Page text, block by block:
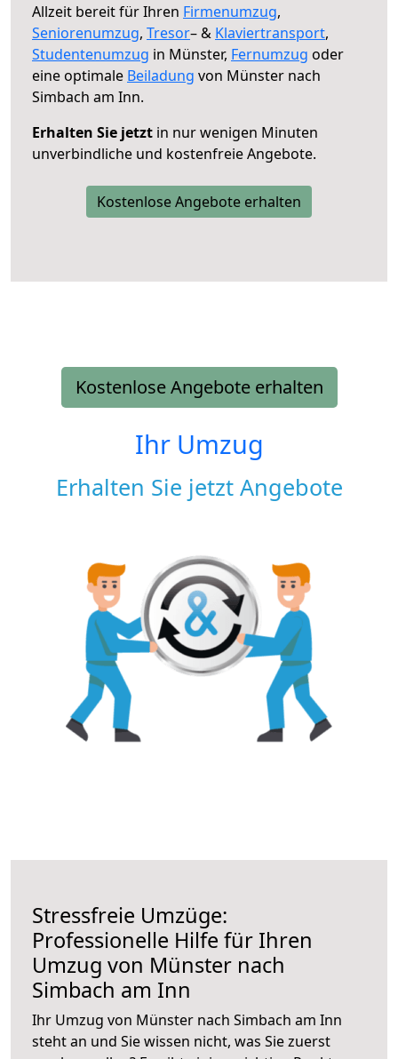
Allzeit bereit für Ihren Firmenumzug,
Seniorenumzug, Tresor– & Klaviertransport,
Studentenumzug in Münster, Fernumzug oder
eine optimale Beiladung von Münster nach
Simbach am Inn.
Erhalten Sie jetzt in nur wenigen Minuten
unverbindliche und kostenfreie Angebote.
Kostenlose Angebote erhalten
Kostenlose Angebote erhalten
Ihr Umzug
Erhalten Sie jetzt Angebote
Stressfreie Umzüge:
Professionelle Hilfe für Ihren
Umzug von Münster nach
Simbach am Inn
Ihr Umzug von Münster nach Simbach am Inn
steht an und Sie wissen nicht, was Sie zuerst